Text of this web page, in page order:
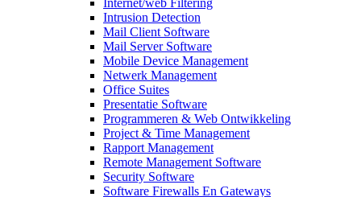
Intrusion Detection
Mail Client Software
Mail Server Software
Mobile Device Management
Netwerk Management
Office Suites
Presentatie Software
Programmeren & Web Ontwikkeling
Project & Time Management
Rapport Management
Remote Management Software
Security Software
Software Firewalls En Gateways